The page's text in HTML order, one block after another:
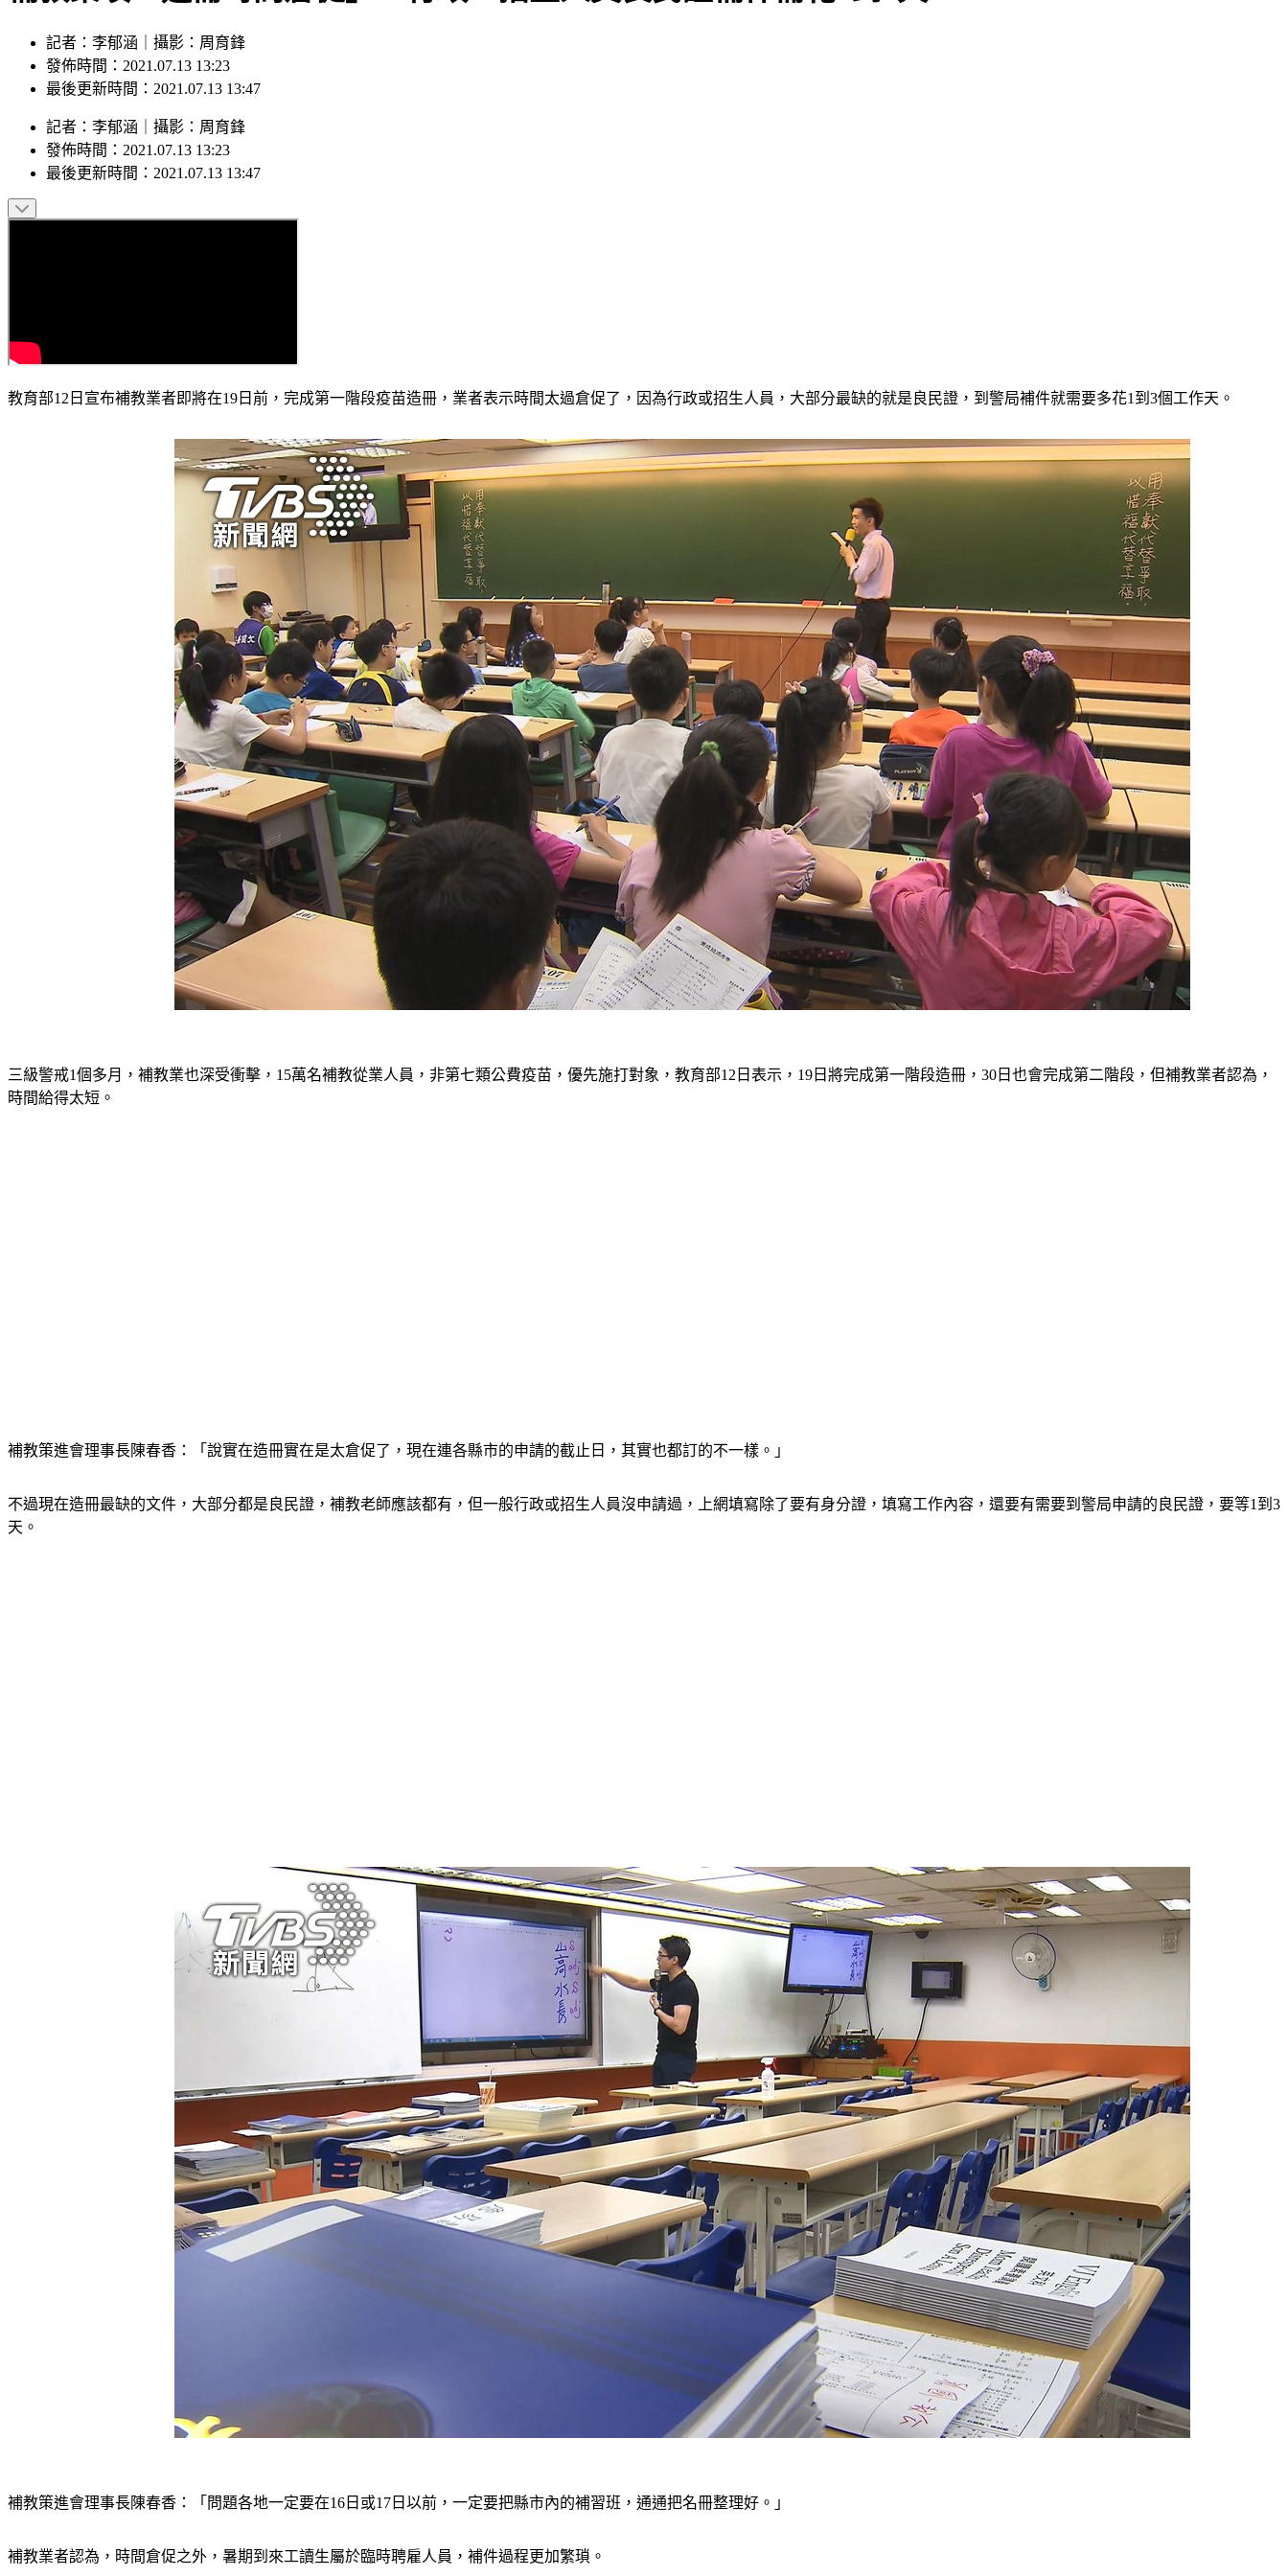
記者：李郁涵｜攝影：周育鋒
發佈時間：2021.07.13 13:23
最後更新時間：2021.07.13 13:47
記者 ： 李郁涵 攝影 ： 周育鋒
發佈時間： 2021.07.13 13:23
最後更新時間： 2021.07.13 13:47
教育部12日宣布補教業者即將在19日前，完成第一階段疫苗造冊，業者表示時間太過倉促了，因為行政或招生人員，大部分最缺的就是良民證，到警局補件就需要多花1到3個工作天。
三級警戒1個多月，補教業也深受衝擊，15萬名補教從業人員，非第七類公費疫苗，優先施打對象，教育部12日表示，19日將完成第一階段造冊，30日也會完成第二階段，但補教業者認為，
時間給得太短。
補教策進會理事長陳春香：「說實在造冊實在是太倉促了，現在連各縣市的申請的截止日，其實也都訂的不一樣。」
不過現在造冊最缺的文件，大部分都是良民證，補教老師應該都有，但一般行政或招生人員沒申請過，上網填寫除了要有身分證，填寫工作內容，還要有需要到警局申請的良民證，要等1到3
天。
補教策進會理事長陳春香：「問題各地一定要在16日或17日以前，一定要把縣市內的補習班，通通把名冊整理好。」
補教業者認為，時間倉促之外，暑期到來工讀生屬於臨時聘雇人員，補件過程更加繁瑣。